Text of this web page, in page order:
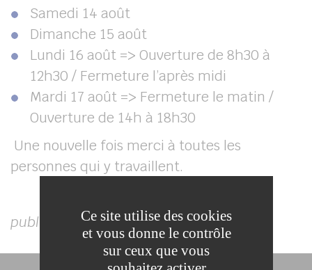
Samedi 14 août
Dimanche 15 août
Lundi 16 août => Ouverture de 8h30 à
12h30 / Fermeture l’après midi
Mardi 17 août => Fermeture le matin /
Ouverture de 14h à 18h30
Une nouvelle fois merci à toutes les
personnes qui y travaillent.
publié le 2 juillet 2021Ce site utilise des cookies
et vous donne le contrôle
sur ceux que vous